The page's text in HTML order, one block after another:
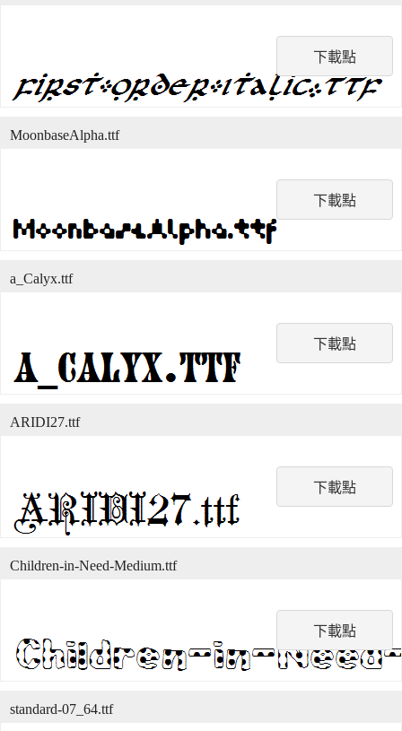
下載點
下載點
MoonbaseAlpha.ttf
下載點
a_Calyx.ttf
下載點
ARIDI27.ttf
下載點
Children-in-Need-Medium.ttf
standard-07_64.ttf